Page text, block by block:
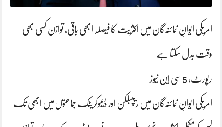
امریکی ایوانِ نمائندگان میں اکثریت کا فیصلہ ابھی باقی، توازن کسی بھی
وقت بدل سکتا ہے
رپورٹ، 5 سی این نیوز
امریکی ایوانِ نمائندگان میں ریپبلکن اور ڈیموکریٹک جماعتوں میں ابھی تک